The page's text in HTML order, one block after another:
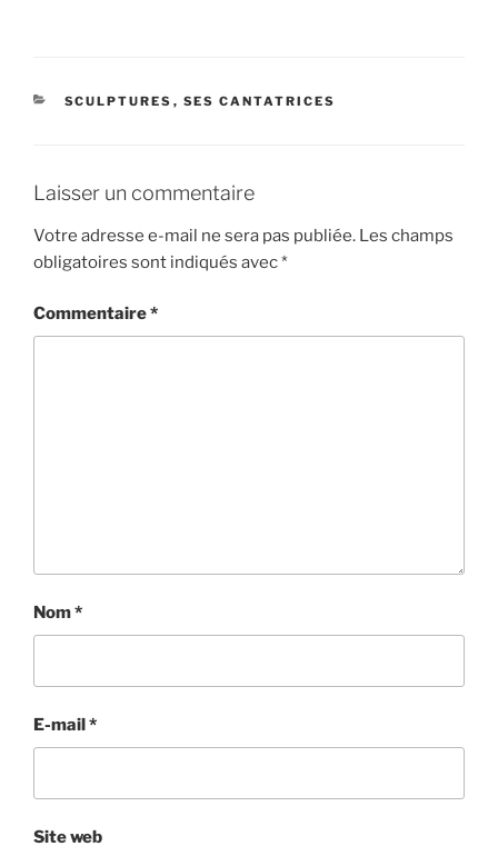
CATÉGORIES
SCULPTURES , SES CANTATRICES
Laisser un commentaire
Votre adresse e-mail ne sera pas publiée. Les champs
obligatoires sont indiqués avec*
Commentaire*
Nom*
E-mail *
Site web